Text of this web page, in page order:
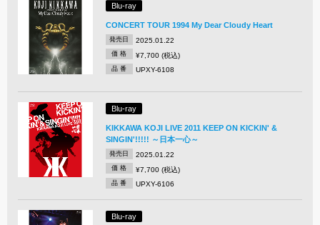
Blu-ray
CONCERT TOUR 1994 My Dear Cloudy Heart
発売日 2025.01.22
価 格 ¥7,700 (税込)
品 番 UPXY-6108
Blu-ray
KIKKAWA KOJI LIVE 2011 KEEP ON KICKIN' &
SINGIN'!!!!! ～日本一心～
発売日 2025.01.22
価 格 ¥7,700 (税込)
品 番 UPXY-6106
Blu-ray